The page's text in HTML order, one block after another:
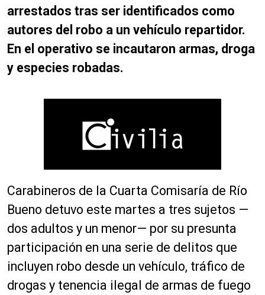
arrestados tras ser identificados como
autores del robo a un vehículo repartidor.
En el operativo se incautaron armas, droga
y especies robadas.
Carabineros de la Cuarta Comisaría de Río
Bueno detuvo este martes a tres sujetos —
dos adultos y un menor— por su presunta
participación en una serie de delitos que
incluyen robo desde un vehículo, tráfico de
drogas y tenencia ilegal de armas de fuego